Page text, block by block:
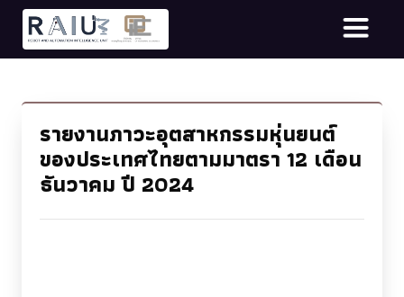
รายงานภาวะอุตสาหกรรมหุ่นยนต์
ของประเทศไทยตามมาตรา 12 เดือน
ธันวาคม ปี 2024